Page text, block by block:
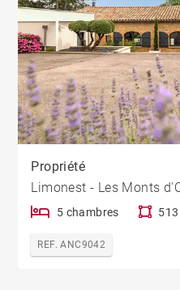
Propriété
Limonest - Les Monts
5 chambres 513
REF. ANC9042